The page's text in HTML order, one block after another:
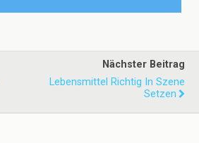
Nächster Beitrag
Lebensmittel Richtig In Szene
Setzen